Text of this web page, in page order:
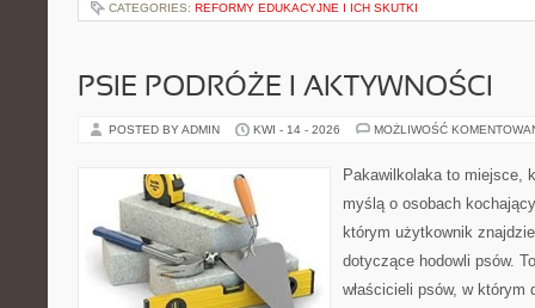
CATEGORIES: REFORMY EDUKACYJNE I ICH SKUTKI
PSIE PODRÓŻE I AKTYWNOŚCI
POSTED BY ADMIN KWI - 14 - 2026 MOŻLIWOŚĆ
Pakawilkolaka to miejsce,
myślą o osobach
którym użytkownik
dotyczące hodowli psów.
właścicieli psów, w którym